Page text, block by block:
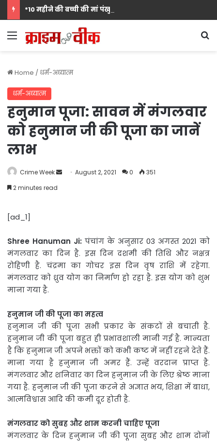
Menu
Home / धर्म-अध्‍यात्‍म
धर्म-अध्‍यात्‍म
हनुमान पूजा: सावन में मंगलवार
को हनुमान जी की पूजा का जानें
लाभ
Crime Week
SendAugust 2, 2021 0
351
2 minutes read
[ad_1]
Shree Hanuman Ji: पंचांग के अनुसार 03 अगस्त 2021 को
मंगलवार का दिन है. इस दिन दशमी की तिथि और नक्षत्र
रोहिणी है. चंद्रमा का गोचर इस दिन वृष राशि में रहेगा.
मंगलवार को ध्रुव योग का निर्माण हो रहा है. इस योग को शुभ
माना गया है.
हनुमान जी की पूजा का महत्व
हनुमान जी की पूजा सभी प्रकार के संकटों से बचाती है.
हनुमान जी की पूजा बहुत ही प्रभावशाली मानी गई है. मान्यता
है कि हनुमान जी अपने भक्तों को कभी कष्ट में नहीं रहने देते हैं.
माना गया है हनुमान जी अमर हैं. उन्हें वरदान प्राप्त है.
मंगलवार और शनिवार का दिन हनुमान जी के लिए श्रेष्ठ माना
गया है. हनुमान जी की पूजा करने से अज्ञात भय, शिक्षा में बाधा,
आत्मविश्वास आदि की कमी दूर होती है.
मंगलवार को सुबह और शाम करनी चाहिए पूजा
मंगलवार के दिन हनुमान जी की पूजा सुबह और शाम दोनों